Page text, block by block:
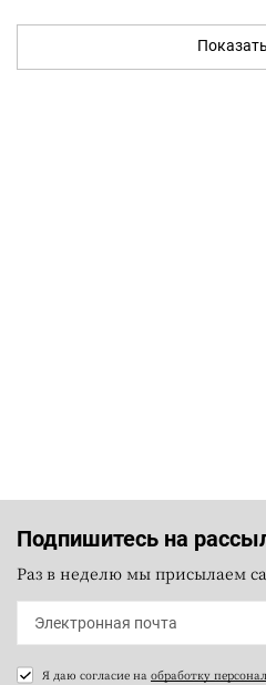
Подпишитесь на
Раз в неделю мы присылаем
Я даю согласие на обработку